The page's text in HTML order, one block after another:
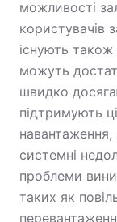
можливості
користувачів
існують також
можуть
швидко
підтримують
навантаження,
системні
проблеми
таких як